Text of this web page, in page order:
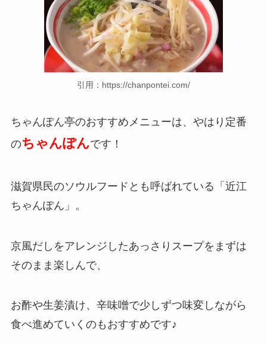
引用：https://chanpontei.com/
ちゃんぽん亭のおすすめメニューは、やはり定番
のちゃんぽんです！
滋賀県民のソウルフードとも呼ばれている「近江
ちゃんぽん」。
京風だしをアレンジしたあっさりスープをまずは
そのまま楽しんで、
お酢や生姜漬け、辛味噌で少しずつ味変しながら
食べ進めていくのもおすすめです♪